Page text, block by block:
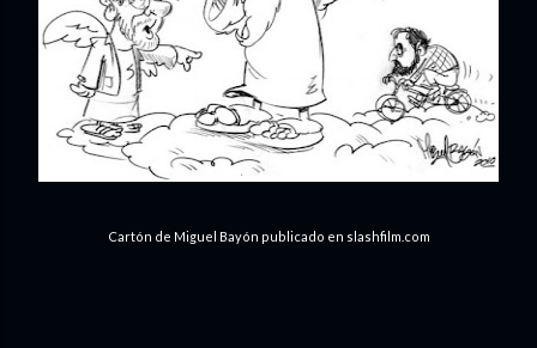
Cartón de Miguel Bayón publicado en slashfilm.com